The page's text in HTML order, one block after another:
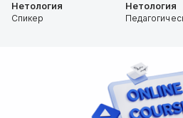
Нетология
Спикер
Нетология